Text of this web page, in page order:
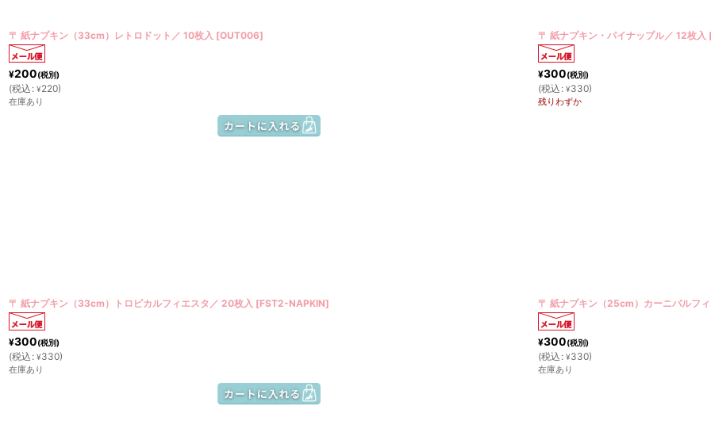
〒 紙ナプキン（33cm）レトロドット／ 10枚入 [OUT006]
¥200(税別)
(税込 : ¥220)
在庫あり
〒 紙ナプキン・パイナップル／ 12枚入
¥300(税別)
(税込 : ¥330)
残りわずか
〒 紙ナプキン（33cm）トロピカルフィエスタ／ 20枚入 [FST2-NAPKIN]
¥300(税別)
(税込 : ¥330)
在庫あり
〒 紙ナプキン（25cm）カーニバルフ
¥300(税別)
(税込 : ¥330)
在庫あり